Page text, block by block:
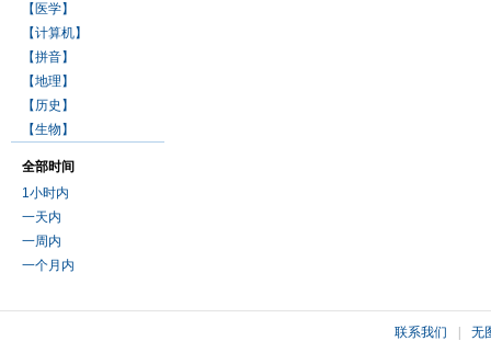
【医学】
【计算机】
【拼音】
【地理】
【历史】
【生物】
全部时间
1小时内
一天内
一周内
一个月内
联系我们 无